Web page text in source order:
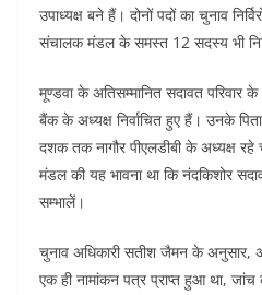
उपाध्यक्ष बने हैं। दोनों पदों का चुनाव
संचालक मंडल के समस्त 12 सदस्य भी
मूण्डवा के अतिसम्मानित सदावत परिवार
बैंक के अध्यक्ष निर्वाचित हुए हैं। उनके
दशक तक नागौर पीएलडीबी के अध्यक्ष
मंडल की यह भावना था कि नंदकिशोर
सम्भालें।
चुनाव अधिकारी सतीश जैमन के अनुसार,
एक ही नामांकन पत्र प्राप्त हुआ था, जांच